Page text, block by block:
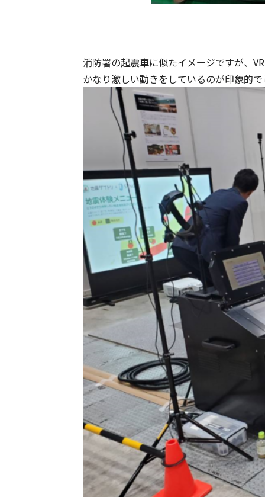
消防署の起震車に似たイメージですが、
かなり激しい動きをしているのが印象的